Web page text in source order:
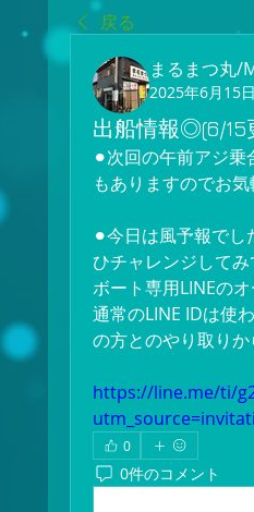
戻る
まるまつ丸/
2025年6月15日
出船情報◎(6/15
⚫︎次回の午前アジ
もありますのでお
⚫︎今日は風予報で
ひチャレンジして
ボート専用LINEの
通常のLINE IDは使
の方とのやり取り
https://line.me/ti/
0
0件のコメント